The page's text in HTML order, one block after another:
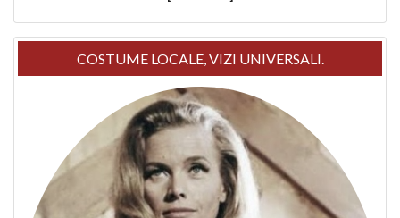
COSTUME LOCALE, VIZI UNIVERSALI.